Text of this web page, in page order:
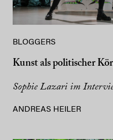
BLOGGERS
Kunst als politischer
Sophie Lazari im
ANDREAS HEILER